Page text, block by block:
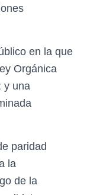
en la que
Orgánica
y una
paridad
la
de la